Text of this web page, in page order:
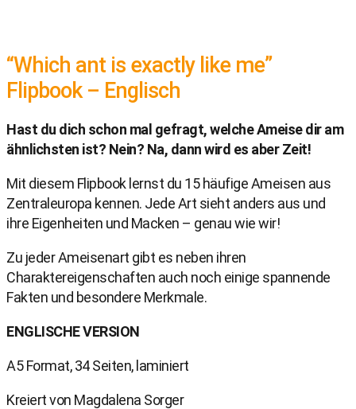
“Which ant is exactly like me”
Flipbook – Englisch
Hast du dich schon mal gefragt, welche Ameise dir am
ähnlichsten ist? Nein? Na, dann wird es aber Zeit!
Mit diesem Flipbook lernst du 15 häufige Ameisen aus
Zentraleuropa kennen. Jede Art sieht anders aus und
ihre Eigenheiten und Macken – genau wie wir!
Zu jeder Ameisenart gibt es neben ihren
Charaktereigenschaften auch noch einige spannende
Fakten und besondere Merkmale.
ENGLISCHE VERSION
A5 Format, 34 Seiten, laminiert
Kreiert von Magdalena Sorger